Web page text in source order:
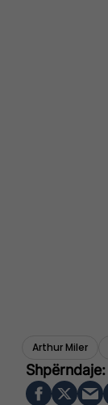
Arthur Miler